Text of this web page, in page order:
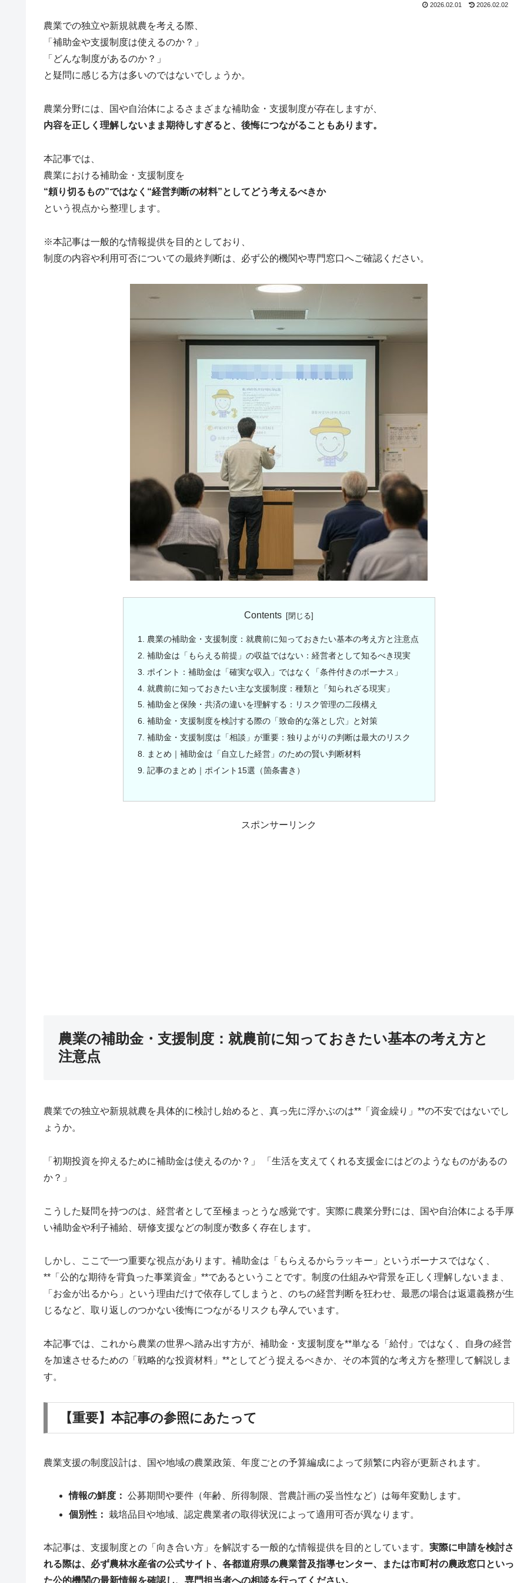
2026.02.01 2026.02.02
農業での独立や新規就農を考える際、
「補助金や支援制度は使えるのか？」
「どんな制度があるのか？」
と疑問に感じる方は多いのではないでしょうか。
農業分野には、国や自治体によるさまざまな補助金・支援制度が存在しますが、
内容を正しく理解しないまま期待しすぎると、後悔につながることもあります。
本記事では、
農業における補助金・支援制度を
“頼り切るもの”ではなく“経営判断の材料”としてどう考えるべきか
という視点から整理します。
※本記事は一般的な情報提供を目的としており、
制度の内容や利用可否についての最終判断は、必ず公的機関や専門窓口へご確認ください。
Contents
農業の補助金・支援制度：就農前に知っておきたい基本の考え方と注意点
補助金は「もらえる前提」の収益ではない：経営者として知るべき現実
ポイント：補助金は「確実な収入」ではなく「条件付きのボーナス」
就農前に知っておきたい主な支援制度：種類と「知られざる現実」
補助金と保険・共済の違いを理解する：リスク管理の二段構え
補助金・支援制度を検討する際の「致命的な落とし穴」と対策
補助金・支援制度は「相談」が重要：独りよがりの判断は最大のリスク
まとめ｜補助金は「自立した経営」のための賢い判断材料
記事のまとめ｜ポイント15選（箇条書き）
スポンサーリンク
農業の補助金・支援制度：就農前に知っておきたい基本の考え方と
注意点
農業での独立や新規就農を具体的に検討し始めると、真っ先に浮かぶのは**「資金繰り」**の不安ではないでし
ょうか。
「初期投資を抑えるために補助金は使えるのか？」 「生活を支えてくれる支援金にはどのようなものがあるの
か？」
こうした疑問を持つのは、経営者として至極まっとうな感覚です。実際に農業分野には、国や自治体による手厚
い補助金や利子補給、研修支援などの制度が数多く存在します。
しかし、ここで一つ重要な視点があります。補助金は「もらえるからラッキー」というボーナスではなく、
**「公的な期待を背負った事業資金」**であるということです。制度の仕組みや背景を正しく理解しないまま、
「お金が出るから」という理由だけで依存してしまうと、のちの経営判断を狂わせ、最悪の場合は返還義務が生
じるなど、取り返しのつかない後悔につながるリスクも孕んでいます。
本記事では、これから農業の世界へ踏み出す方が、補助金・支援制度を**単なる「給付」ではなく、自身の経営
を加速させるための「戦略的な投資材料」**としてどう捉えるべきか、その本質的な考え方を整理して解説しま
す。
【重要】本記事の参照にあたって
農業支援の制度設計は、国や地域の農業政策、年度ごとの予算編成によって頻繁に内容が更新されます。
情報の鮮度： 公募期間や要件（年齢、所得制限、営農計画の妥当性など）は毎年変動します。
個別性： 栽培品目や地域、認定農業者の取得状況によって適用可否が異なります。
本記事は、支援制度との「向き合い方」を解説する一般的な情報提供を目的としています。 実際に申請を検討さ
れる際は、必ず農林水産省の公式サイト、各都道府県の農業普及指導センター、または市町村の農政窓口といっ
た公的機関の最新情報を確認し、専門担当者への相談を行ってください。